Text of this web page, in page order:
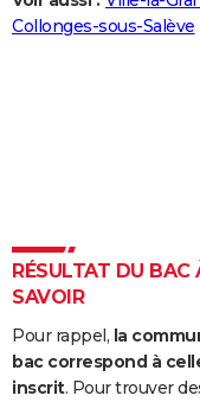
Destinations
City break
Voyage nature
Voyage de noces
Forum
Climat
+
PHOTO
Dictionnaire
Biographies
Citations
Expressions
Proverbes
PROGRAMME TV
S'inscrire
Se connecter
Lycées
Collèges
Primaires
Universités
Entreprises
Service militaire
Avis de recherche
AVIS DE DÉCÈS
Collonges-sous-Salève
RÉSULTAT DU BAC
SAVOIR
Pour rappel, la
bac correspond à
inscrit. Pour trouver